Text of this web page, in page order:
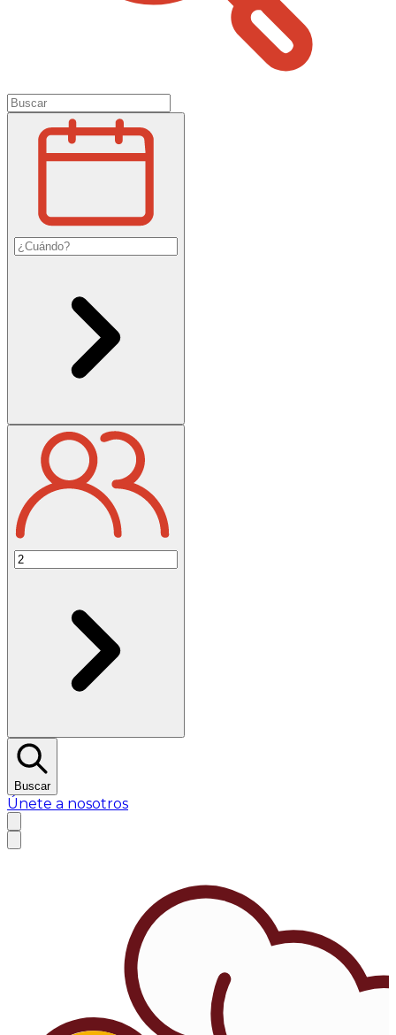
Buscar
Únete a nosotros